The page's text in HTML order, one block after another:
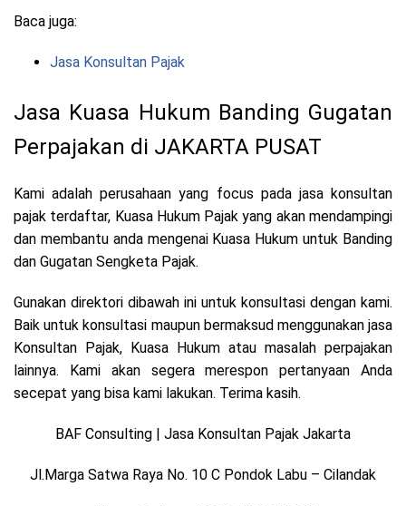
Baca juga:
Jasa Konsultan Pajak
Jasa Kuasa Hukum Banding Gugatan
Perpajakan di JAKARTA PUSAT
Kami adalah perusahaan yang focus pada jasa konsultan
pajak terdaftar, Kuasa Hukum Pajak yang akan mendampingi
dan membantu anda mengenai Kuasa Hukum untuk Banding
dan Gugatan Sengketa Pajak.
Gunakan direktori dibawah ini untuk konsultasi dengan kami.
Baik untuk konsultasi maupun bermaksud menggunakan jasa
Konsultan Pajak, Kuasa Hukum atau masalah perpajakan
lainnya. Kami akan segera merespon pertanyaan Anda
secepat yang bisa kami lakukan. Terima kasih.
BAF Consulting | Jasa Konsultan Pajak Jakarta
Jl.Marga Satwa Raya No. 10 C Pondok Labu – Cilandak